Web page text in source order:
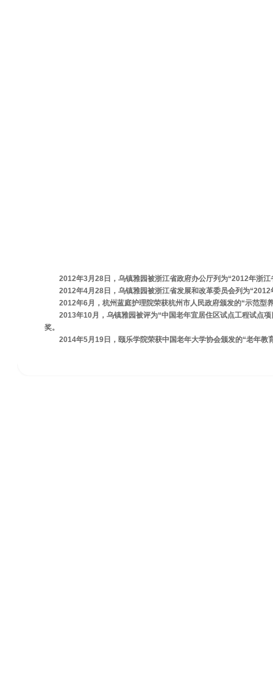
2012年3月28日，乌镇雅园被浙江省政府办公厅列为“2012年浙江
2012年4月28日，乌镇雅园被浙江省发展和改革委员会列为
2012年6月，杭州蓝庭护理院荣获杭州市人民政府颁发的“示范型
2013年10月，乌镇雅园被评为“中国老年宜居住区试点工程试点
奖。
2014年5月19日，颐乐学院荣获中国老年大学协会颁发的“老年教